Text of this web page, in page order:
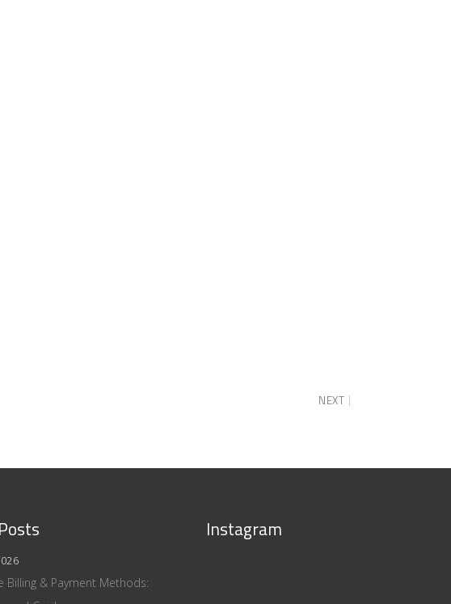
NEXT
Billing & Payment Methods:
Instagram